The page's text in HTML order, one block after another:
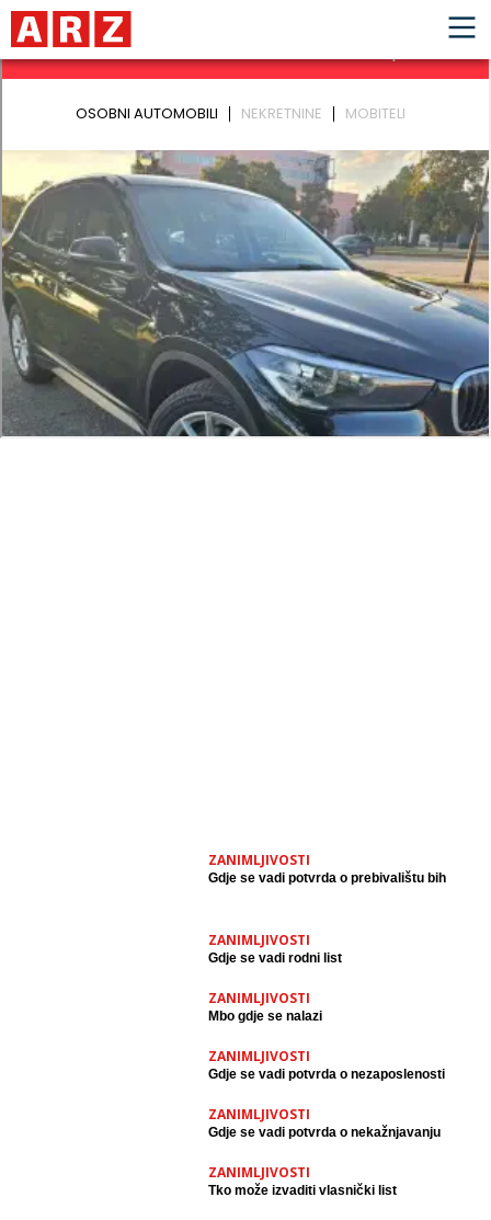
ZANIMLJIVOSTI
Gdje se vadi potvrda o prebivalištu bih
ZANIMLJIVOSTI
Gdje se vadi rodni list
ZANIMLJIVOSTI
Mbo gdje se nalazi
ZANIMLJIVOSTI
Gdje se vadi potvrda o nezaposlenosti
ZANIMLJIVOSTI
Gdje se vadi potvrda o nekažnjavanju
ZANIMLJIVOSTI
Tko može izvaditi vlasnički list